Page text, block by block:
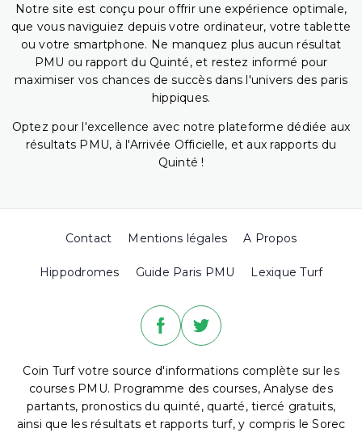
Notre site est conçu pour offrir une expérience optimale,
que vous naviguiez depuis votre ordinateur, votre tablette
ou votre smartphone. Ne manquez plus aucun résultat
PMU ou rapport du Quinté, et restez informé pour
maximiser vos chances de succès dans l'univers des paris
hippiques.
Optez pour l'excellence avec notre plateforme dédiée aux
résultats PMU, à l'Arrivée Officielle, et aux rapports du
Quinté !
Contact Mentions légales A Propos
Hippodromes Guide Paris PMU Lexique Turf
Coin Turf votre source d'informations complète sur les
courses PMU. Programme des courses, Analyse des
partants, pronostics du quinté, quarté, tiercé gratuits,
ainsi que les résultats et rapports turf, y compris le Sorec